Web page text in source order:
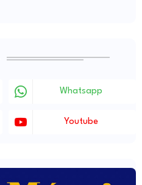
Whatsapp
Youtube